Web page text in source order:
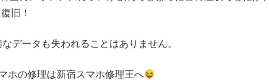
旧！
データも失われることはありません。
ホの修理は新宿スマホ修理王へ